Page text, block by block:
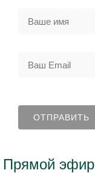
Прямой эфир